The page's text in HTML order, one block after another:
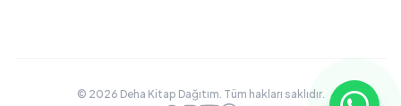
© 2026 Deha Kitap Dağıtım. Tüm hakları saklıdır.